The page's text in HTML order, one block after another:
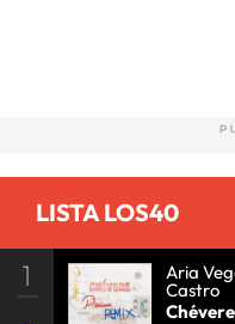
LISTA LOS40
1 Aria
Castro